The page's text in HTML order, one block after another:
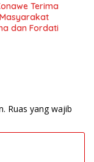
Terima
dan Fordati
Ruas yang wajib